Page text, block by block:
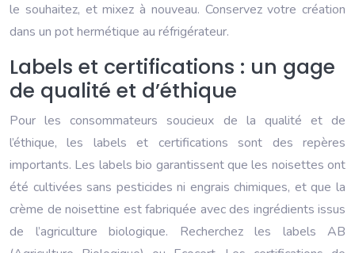
le souhaitez, et mixez à nouveau. Conservez votre création
dans un pot hermétique au réfrigérateur.
Labels et certifications : un gage
de qualité et d’éthique
Pour les consommateurs soucieux de la qualité et de
l’éthique, les labels et certifications sont des repères
importants. Les labels bio garantissent que les noisettes ont
été cultivées sans pesticides ni engrais chimiques, et que la
crème de noisettine est fabriquée avec des ingrédients issus
de l’agriculture biologique. Recherchez les labels AB